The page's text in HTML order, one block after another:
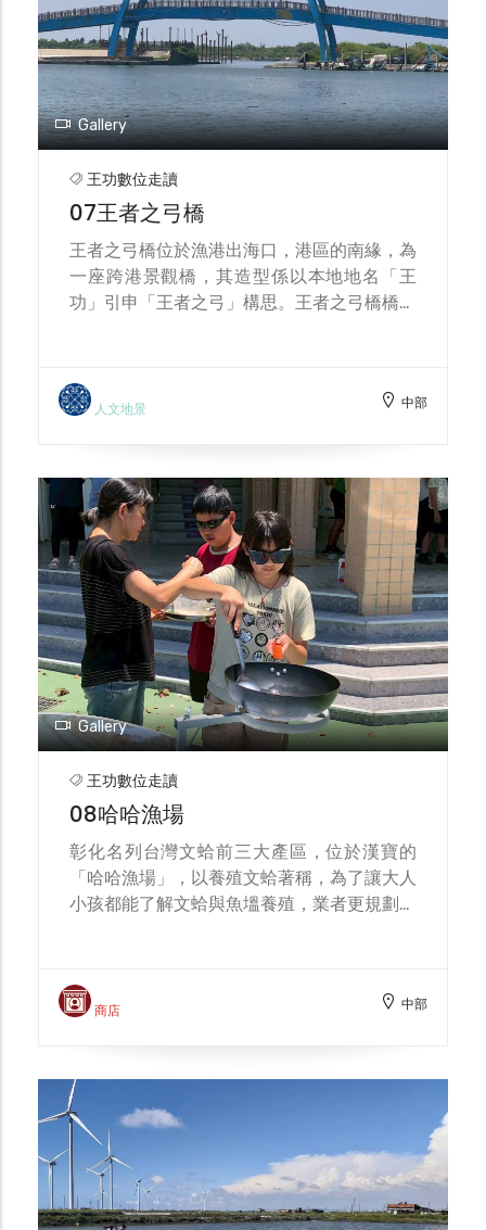
牛逐漸被採蚵車及牡蠣搬運機取代。
Gallery
王功數位走讀
07王者之弓橋
王者之弓橋位於漁港出海口，港區的南緣，為
一座跨港景觀橋，其造型係以本地地名「王
功」引申「王者之弓」構思。王者之弓橋橋長
料，呈現幾何之美，塑造彰化海岸地區性景觀
為意象。引喻弓箭齊發滿載而歸，彰顯王功地
就出晚上海面燈火畫面跟用最短時間交給消費
者新鮮魚貨(現流) ，也造就出王功漁火節的由
來等，1最受矚目的海洋音樂會2廣受歡迎的
「千人烤蚵」活動今3現場也安排「祈福嘉年
華」，不僅有莊嚴的祈福團拜儀式4夜晚壓軸
登場的是精彩絢爛的煙火秀照亮王者之弓橋跟
港灣夜色，營造浪漫氛圍。
人文地景 中部
Gallery
王功數位走讀
08哈哈漁場
彰化名列台灣文蛤前三大產區，位於漢寶的
「哈哈漁場」，以養殖文蛤著稱，為了讓大人
小孩都能了解文蛤與魚塭養殖，業者更規劃下
鮮讓旅客品牌，透過海洋食研教育讓旅客更了
解彰化在地產業。哈哈漁場以養殖文蛤著稱，
良好、具多樣性，而穩定的食物鏈環境，也正
是讓所養殖貝類魚蝦都肥美健康的關鍵主因。
在魚塭養殖之外，「哈哈魚場」也開放參觀體
驗；在陳明瞭的精心規劃下，來到這裡不但可
以下水「摸蛤仔」，還有「漁夫牽魚」、「收
蛇籠捕蝦」等特色活動可以參加，藉由親自操
商店 中部